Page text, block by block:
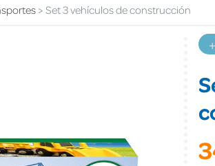
Set 3 vehículos de construcción